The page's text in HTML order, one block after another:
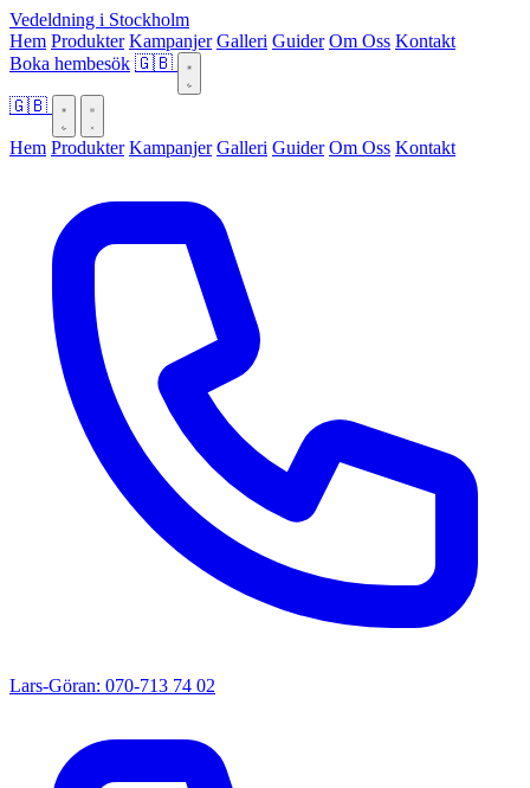
Vedeldning i Stockholm
Hem Produkter Kampanjer Galleri Guider Om Oss Kontakt
Boka hembesök 🇬🇧
🇬🇧
Hem Produkter Kampanjer Galleri Guider Om Oss Kontakt
Lars-Göran: 070-713 74 02